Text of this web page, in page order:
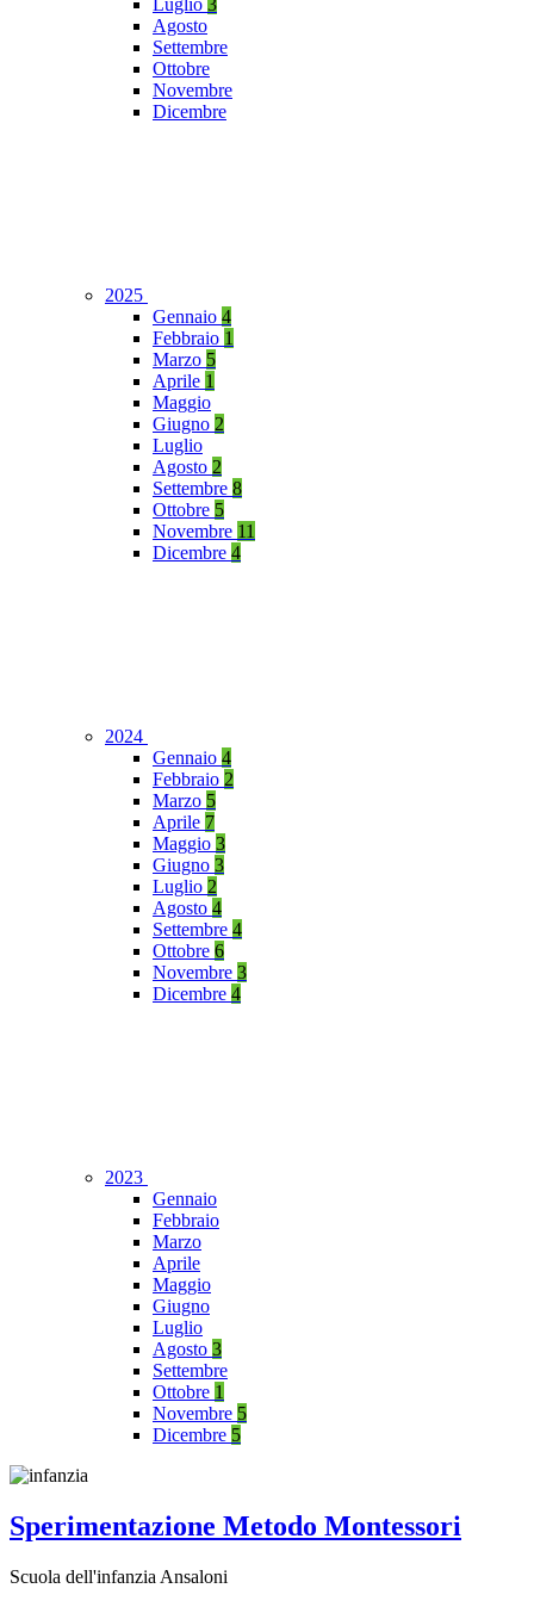
Luglio 3
Agosto
Settembre
Ottobre
Novembre
Dicembre
2025
Gennaio 4
Febbraio 1
Marzo 5
Aprile 1
Maggio
Giugno 2
Luglio
Agosto 2
Settembre 8
Ottobre 5
Novembre 11
Dicembre 4
2024
Gennaio 4
Febbraio 2
Marzo 5
Aprile 7
Maggio 3
Giugno 3
Luglio 2
Agosto 4
Settembre 4
Ottobre 6
Novembre 3
Dicembre 4
2023
Gennaio
Febbraio
Marzo
Aprile
Maggio
Giugno
Luglio
Agosto 3
Settembre
Ottobre 1
Novembre 5
Dicembre 5
Sperimentazione Metodo Montessori
Scuola dell'infanzia Ansaloni